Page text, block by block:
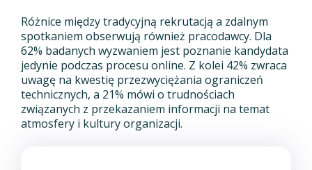
Różnice między tradycyjną rekrutacją a zdalnym
spotkaniem obserwują również pracodawcy. Dla
62% badanych wyzwaniem jest poznanie kandydata
jedynie podczas procesu online. Z kolei 42% zwraca
uwagę na kwestię przezwyciężania ograniczeń
technicznych, a 21% mówi o trudnościach
związanych z przekazaniem informacji na temat
atmosfery i kultury organizacji.